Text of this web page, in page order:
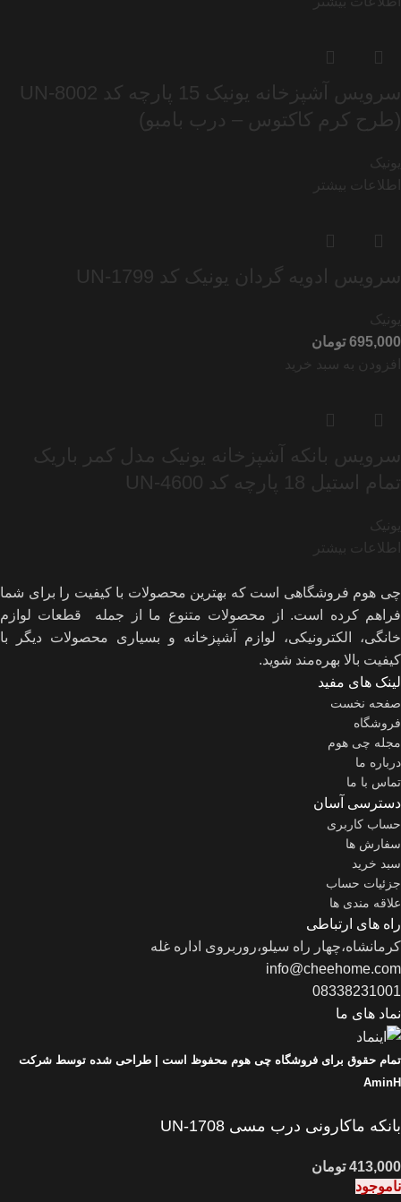
سرویس آشپزخانه یونیک 15 پارچه کد UN-8002
(طرح کرم کاکتوس – درب بامبو)
یونیک
اطلاعات بیشتر
سرویس ادویه گردان یونیک کد UN-1799
یونیک
تومان
افزودن به سبد خرید
سرویس بانکه آشپزخانه یونیک مدل کمر باریک
تمام استیل 18 پارچه کد UN-4600
یونیک
اطلاعات بیشتر
چی هوم فروشگاهی است که بهترین محصولات با کیفیت را برای شما
فراهم کرده است. از محصولات متنوع ما از جمله قطعات لوازم
خانگی، الکترونیکی، لوازم آشپزخانه و بسیاری محصولات دیگر با
کیفیت بالا بهره‌مند شوید.
لینک های مفید
صفحه نخست
فروشگاه
مجله چی هوم
درباره ما
تماس با ما
دسترسی آسان
حساب کاربری
سفارش ها
سبد خرید
جزئیات حساب
علاقه مندی ها
راه های ارتباطی
کرمانشاه،چهار راه سیلو،روربروی اداره غله
info@cheehome.com
08338231001
نماد های ما
تمام حقوق برای فروشگاه چی هوم محفوظ است | طراحی شده توسط شرکت
AminH
بانکه ماکارونی درب مسی UN-1708
ناموجود